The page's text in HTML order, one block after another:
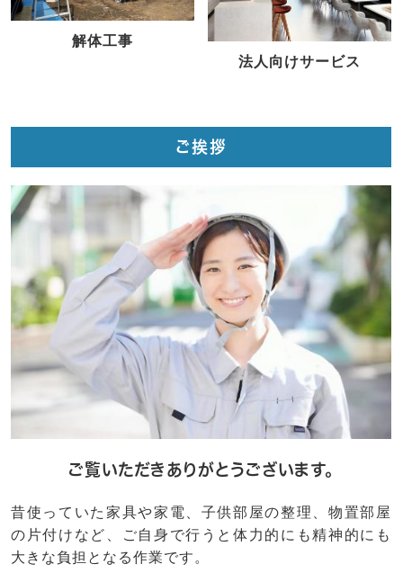
解体工事
法人向けサービス
ご挨拶
ご覧いただきありがとうございます。
昔使っていた家具や家電、子供部屋の整理、物置部屋
の片付けなど、ご自身で行うと体力的にも精神的にも
大きな負担となる作業です。